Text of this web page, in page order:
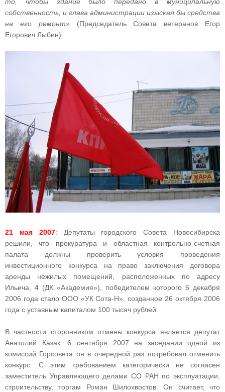
собственность, и глава администрации изыскал бы средства
на его ремонт» (Председатель Совета ветеранов Егор
Егорович Лыбин).
21 мая 2007: Депутаты городского Совета Новосибирска
решили, что прокуратура и областная контрольно-счетная
палата должны проверить условия проведения
инвестиционного конкурса на право заключения договора
аренды нежилых помещений, расположенных по адресу
Ильича, 4 (ДК «Академия»), победителем которого 6 декабря
2006 года стало ООО «УК Сота-Н», созданное 26 октября 2006
года с уставным капиталом 100 тысяч рублей.
В частности сторонником отмены конкурса является депутат
Анатолий Казак. 6 сентября 2007 на заседании одной из
комиссий Горсовета он в очередной раз потребовал отменить
конкурс. С этим требованием категорически не согласен
заместитель Управляющего делами СО РАН по эксплуатации,
строительству, торгам Роман Шилохвостов. Он считает, что